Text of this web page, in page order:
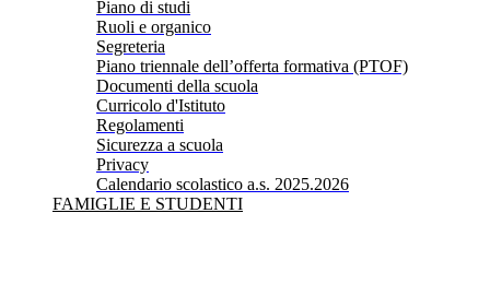
Piano di studi
Ruoli e organico
Segreteria
Piano triennale dell’offerta formativa (PTOF)
Documenti della scuola
Curricolo d'Istituto
Regolamenti
Sicurezza a scuola
Privacy
Calendario scolastico a.s. 2025.2026
FAMIGLIE E STUDENTI